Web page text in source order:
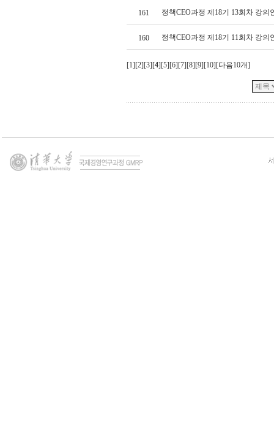
161 정책CEO과정 제18기 13회차 강의
160 정책CEO과정 제18기 11회차 강의
[1][2][3][4][5][6][7][8][9][10][다음10개]